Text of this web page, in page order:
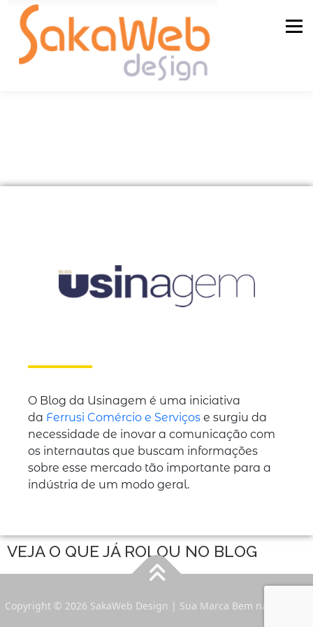
Menu
O Blog da Usinagem é uma iniciativa
da Ferrusi Comércio e Serviços e surgiu da
necessidade de inovar a comunicação com
os internautas que buscam informações
sobre esse mercado tão importante para a
indústria de um modo geral.
VEJA O QUE JÁ ROLOU NO BLOG
Copyright © 2026 SakaWeb Design | Sua Marca Bem na Internet